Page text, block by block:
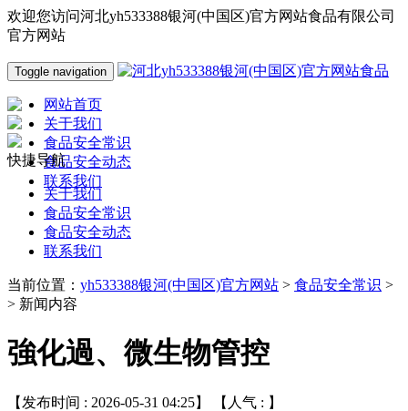
欢迎您访问河北yh533388银河(中国区)官方网站食品有限公司
官方网站
Toggle navigation
网站首页
关于我们
食品安全常识
食品安全动态
联系我们
快捷导航
关于我们
食品安全常识
食品安全动态
联系我们
当前位置： yh533388银河(中国区)官方网站 > 食品安全常识 >
> 新闻内容
強化過、微生物管控
【发布时间 : 2026-05-31 04:25】 【人气 : 】